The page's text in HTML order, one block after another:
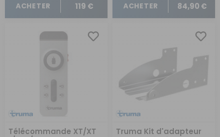
ACHETER 119 € ACHETER 84,90 €
Télécommande XT/XT
Truma Kit d'adapteur